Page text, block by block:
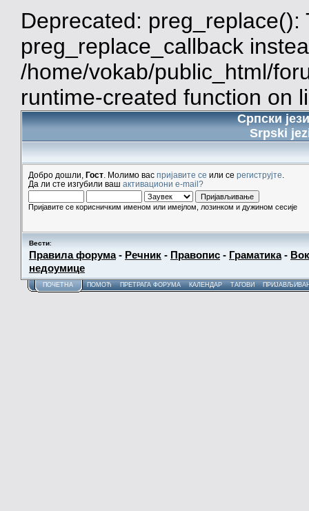
Deprecated:
preg_replace_callback
/home/vokab/public_html/
runtime-created function on
Српски
Srpski
Добро дошли, Гост . Молимо вас пријавите се или се региструјте
Да ли сте изгубили ваш активациони e-mail?
Пријавите се корисничким именом или имејлом, лозинком и дужином сесије
Вести:
Правила форума- Речник - Правопис - Граматика-
недоумице
ПОЧЕТНА ПОМОЋ ПРЕТРАГА ФОРУМА КАЛЕНДАР ТАГОВИ